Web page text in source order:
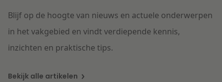
Blijf op de hoogte van nieuws en actuele onderwerpen
in het vakgebied en vindt verdiepende kennis,
inzichten en praktische tips.
Bekijk alle artikelen